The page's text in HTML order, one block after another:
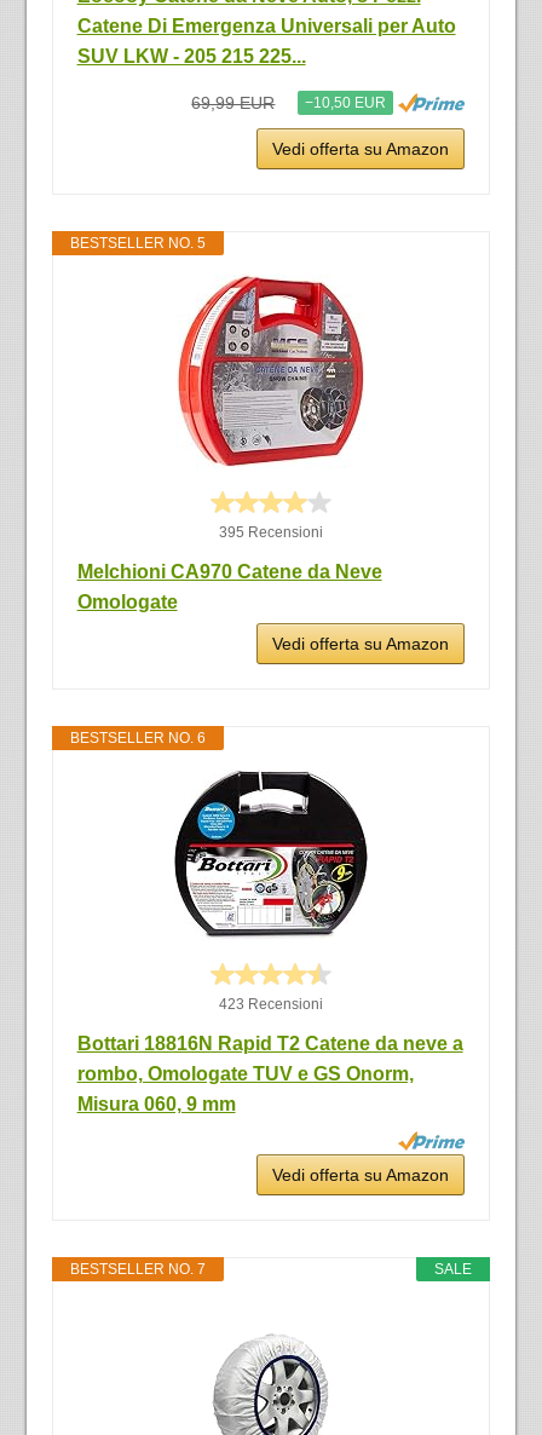
Catene Di Emergenza Universali per Auto
SUV LKW - 205 215 225...
69,99 EUR −10,50 EUR
Vedi offerta su Amazon
BESTSELLER NO. 5
395 Recensioni
Melchioni CA970 Catene da Neve
Omologate
Vedi offerta su Amazon
BESTSELLER NO. 6
423 Recensioni
Bottari 18816N Rapid T2 Catene da neve a
rombo, Omologate TUV e GS Onorm,
Misura 060, 9 mm
Vedi offerta su Amazon
SALE
BESTSELLER NO. 7